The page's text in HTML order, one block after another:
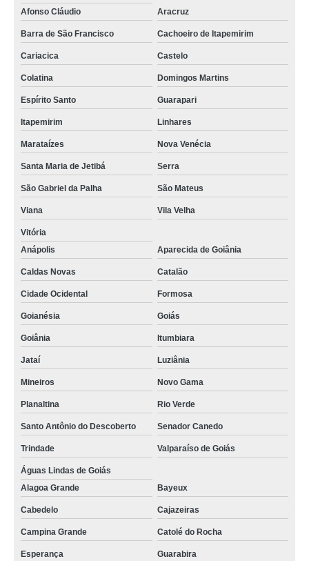
Afonso Cláudio
Aracruz
Barra de São Francisco Cachoeiro de Itapemirim
Cariacica Castelo
Colatina Domingos Martins
Espírito Santo Guarapari
Itapemirim Linhares
Marataízes Nova Venécia
Santa Maria de Jetibá Serra
São Gabriel da Palha São Mateus
Viana Vila Velha
Vitória
Anápolis
Aparecida de Goiânia
Caldas Novas Catalão
Cidade Ocidental Formosa
Goianésia Goiás
Goiânia Itumbiara
Jataí Luziânia
Mineiros Novo Gama
Planaltina Rio Verde
Santo Antônio do Descoberto Senador Canedo
Trindade Valparaíso de Goiás
Águas Lindas de Goiás
Alagoa Grande
Bayeux
Cabedelo Cajazeiras
Campina Grande Catolé do Rocha
Esperança Guarabira